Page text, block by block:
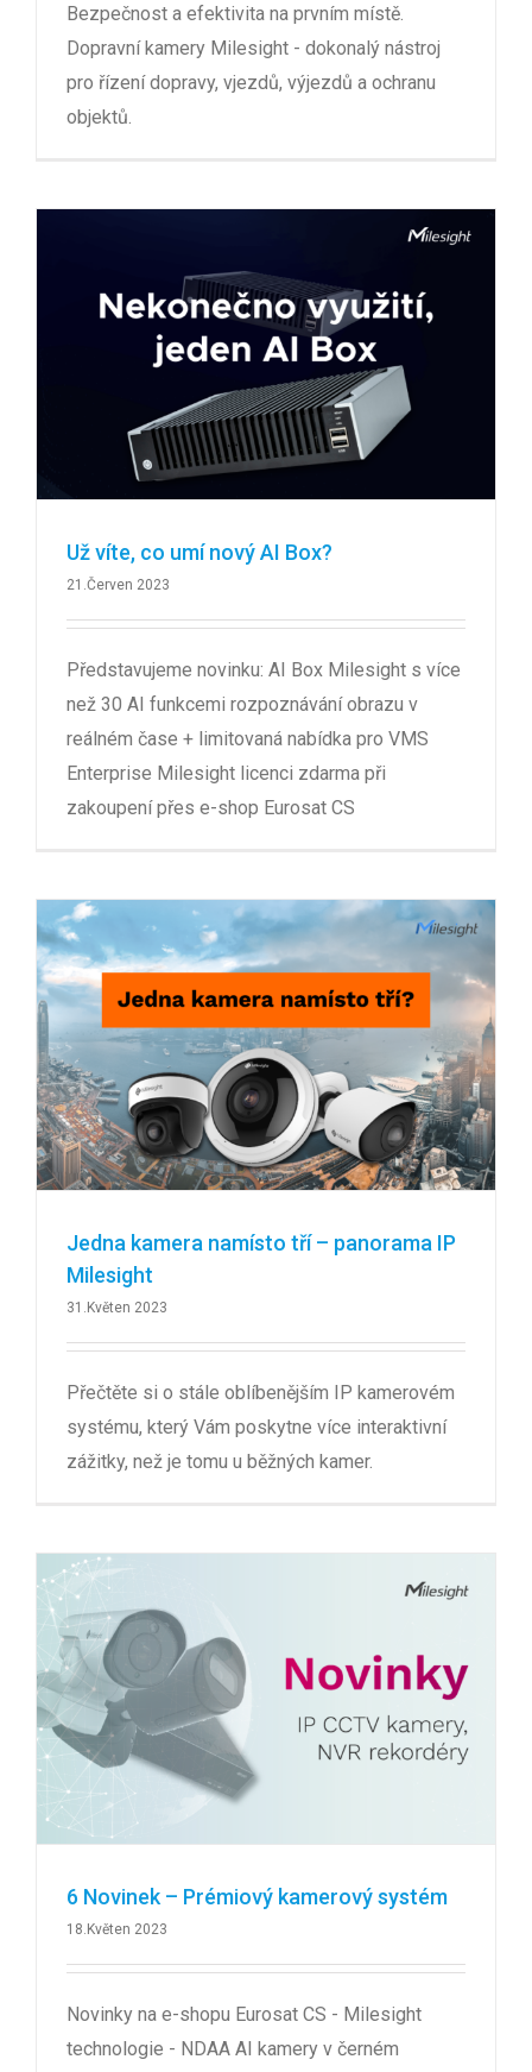
Bezpečnost a efektivita na prvním místě.
Dopravní kamery Milesight - dokonalý nástroj
pro řízení dopravy, vjezdů, výjezdů a ochranu
objektů.
Už víte, co umí nový AI Box?
21.Červen 2023
Představujeme novinku: AI Box Milesight s více
než 30 AI funkcemi rozpoznávání obrazu v
reálném čase + limitovaná nabídka pro VMS
Enterprise Milesight licenci zdarma při
zakoupení přes e-shop Eurosat CS
Jedna kamera namísto tří – panorama IP
Milesight
31.Květen 2023
Přečtěte si o stále oblíbenějším IP kamerovém
systému, který Vám poskytne více interaktivní
zážitky, než je tomu u běžných kamer.
6 Novinek – Prémiový kamerový systém
18.Květen 2023
Novinky na e-shopu Eurosat CS - Milesight
technologie - NDAA AI kamery v černém